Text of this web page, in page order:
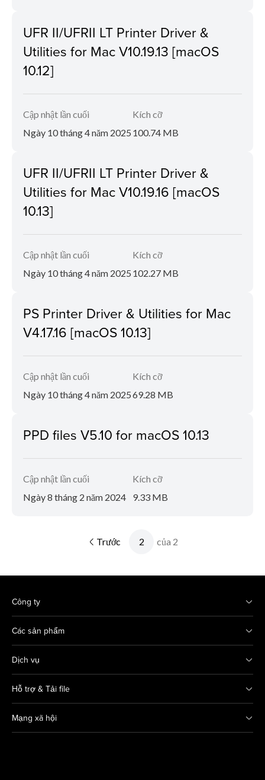
UFR II/UFRII LT Printer Driver &
Utilities for Mac V10.19.13 [macOS
10.12]
Cập nhật lần cuối
Ngày 10 tháng 4 năm 2025
Kích cỡ
100.74 MB
UFR II/UFRII LT Printer Driver &
Utilities for Mac V10.19.16 [macOS
10.13]
Cập nhật lần cuối
Ngày 10 tháng 4 năm 2025
Kích cỡ
102.27 MB
PS Printer Driver & Utilities for Mac
V4.17.16 [macOS 10.13]
Cập nhật lần cuối
Ngày 10 tháng 4 năm 2025
Kích cỡ
69.28 MB
PPD files V5.10 for macOS 10.13
Cập nhật lần cuối
Ngày 8 tháng 2 năm 2024
Kích cỡ
9.33 MB
Trước của 2
Công ty
Các sản phẩm
Dịch vụ
Hỗ trợ & Tải file
Mạng xã hội